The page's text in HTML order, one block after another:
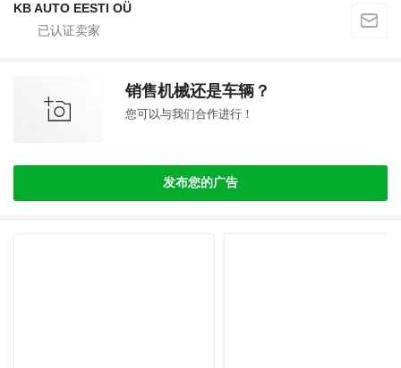
KB AUTO EESTI OÜ
销售机械还是车辆？
您可以与我们合作进行！
发布您的广告